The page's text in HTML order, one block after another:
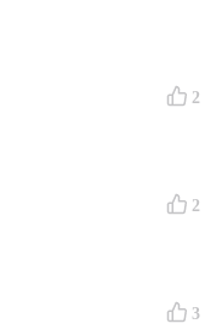
2
2
3